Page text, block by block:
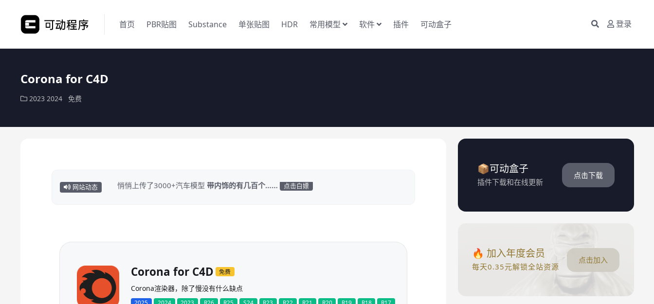
首页 PBR贴图 Substance 单张贴图 HDR 常用模型 软件 插件 可动盒子 登录
Corona for C4D
2023 2024 免费
网站动态
悄悄上传了3000+汽车模型 带内饰的有几百个…… 点击白嫖
Corona for C4D 免费
Corona渲染器，除了慢没有什么缺点
📦可动盒子
插件下载和在线更新
点击下载
🔥 加入年度会员
每天0.35元解锁全站资源
点击加入